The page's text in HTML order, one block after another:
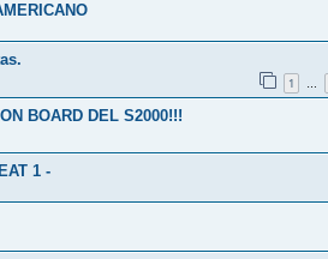
1 …
BOARD DEL S2000!!!
1 -